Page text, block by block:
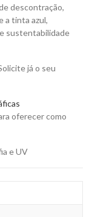
descontração,
a tinta azul,
sustentabilidade
já o seu
oferecer como
e UV